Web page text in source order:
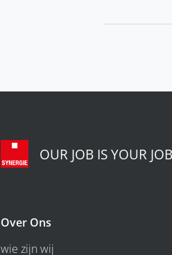
OUR JOB IS YOUR JOB
Over Ons
wie zijn wij